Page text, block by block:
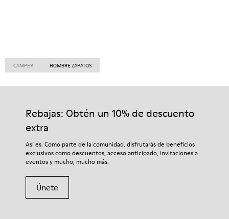
CAMPER HOMBRE ZAPATOS
Rebajas: Obtén un 10% de descuento
extra
Así es. Como parte de la comunidad, disfrutarás de beneficios
exclusivos como descuentos, acceso anticipado, invitaciones a
eventos y mucho, mucho más.
Únete